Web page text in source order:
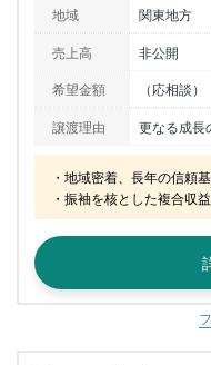
地域
関東地方
売上高
非公開
希望金額
（応相談）
譲渡理由
更なる成長
・地域密着、長年の信頼
・振袖を核とした複合収